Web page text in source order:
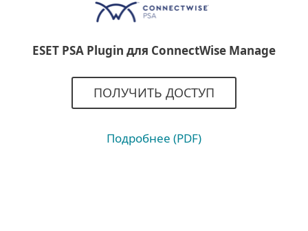
ESET PSA Plugin для ConnectWise Manage
ПОЛУЧИТЬ ДОСТУП
Подробнее (PDF)